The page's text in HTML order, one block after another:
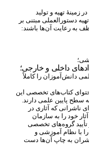
زمینۀ تهیه و تولید
دستورالعملی مبتنی بر
به رعایت آنها باشند:
داخلی و خارجی؛
دانش آموزان را کاملاً
های تخصصی این
سطح پایین علمی دارند.
ناشرانی که آثاری در
آثار خود را به سازمان
گروههای تخصصی
با نظام آموزشی و
به چاپ آنها دست